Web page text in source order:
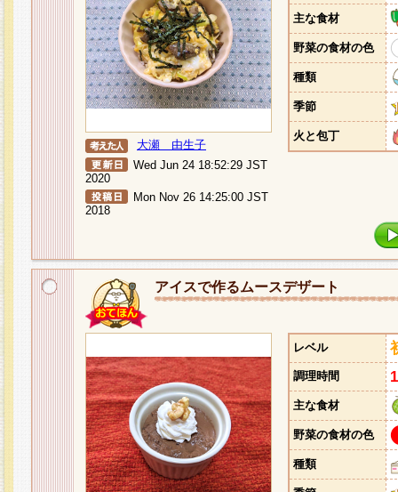
大瀬 由生子
Wed Jun 24 18:52:29 JST
2020
Mon Nov 26 14:25:00 JST
2018
主な食材
野菜の食材の色
種類
季節
火と包丁
アイスで作るムースデザート
レベル
調理時間
主な食材
野菜の食材の色
種類